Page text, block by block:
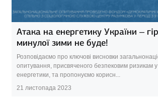
Атака на енергетику України –
минулої зими не буде!
Розповідаємо про ключові висновки
опитування, присвяченого безпековим ризикам
енергетики, та пропонуємо корисн...
21 листопада 2023